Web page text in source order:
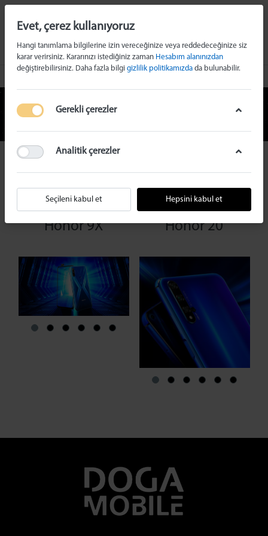
ÜRÜN DETAY
CEP TELEFONU
Honor 9X
CEP TELEFONU
Honor 20
Evet, çerez kullanıyoruz
Hangi tanımlama bilgilerine izin vereceğinize veya reddedeceğinize siz
karar verirsiniz. Kararınızı istediğiniz zaman Hesabım alanınızdan
değiştirebilirsiniz. Daha fazla bilgi gizlilik politikamızda da bulunabilir.
Gerekli çerezler
Analitik çerezler
Seçileni kabul et Hepsini kabul et